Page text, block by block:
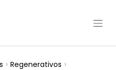
Regenerativos